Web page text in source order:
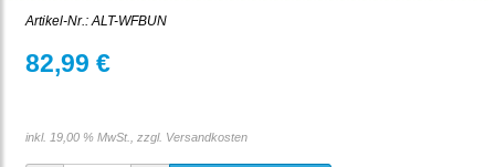
Artikel-Nr.: ALT-WFBUN
82,99 €
inkl. 19,00 % MwSt., zzgl. Versandkosten